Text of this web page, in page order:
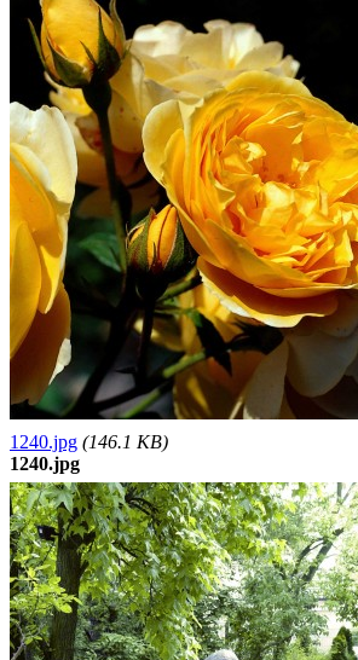
1240.jpg (146.1 KB)
1240.jpg